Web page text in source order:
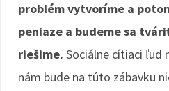
problém vytvoríme a
peniaze a budeme sa
riešime. Sociálne cítiaci ľud
nám bude na túto zábavku